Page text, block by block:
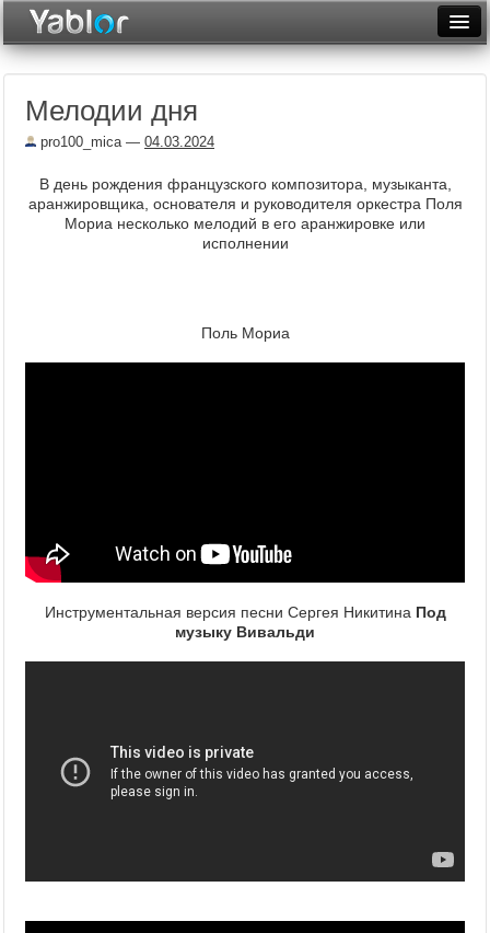
Рейтинги
Архив
Видеотоп
Мелодии дня
pro100_mica— 04.03.2024
В день рождения французского композитора, музыканта,
аранжировщика, основателя и руководителя оркестра Поля
Мориа несколько мелодий в его аранжировке или
исполнении
Поль Мориа
Инструментальная версия песни Сергея Никитина Под
музыку Вивальди